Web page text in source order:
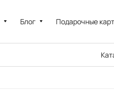
Блог Подарочные